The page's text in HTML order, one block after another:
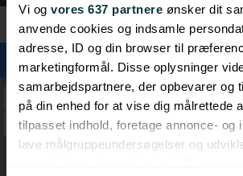
Vi og vores 637 partnere ønsker dit
anvende cookies og indsamle
adresse, ID og din browser til
marketingformål. Disse oplysninger
samarbejdspartnere, der opbevarer og
på din enhed for at vise dig målrettede
tilpasset indhold, foretage annonce- og
lave målgruppeundersøgelser og
Kategorier
Rejsebureauer
Guides